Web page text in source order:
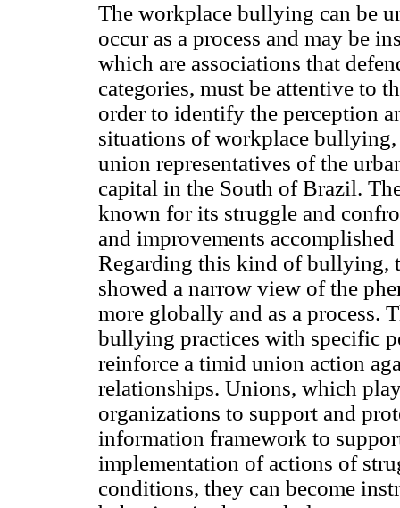
The workplace bullying can be
occur as a process and may be
which are associations that
categories, must be attentive to
order to identify the perception
situations of workplace
union representatives of the
capital in the South of Brazil.
known for its struggle and
and improvements
Regarding this kind of bullying,
showed a narrow view of the
more globally and as a process.
bullying practices with specific
reinforce a timid union action
relationships. Unions, which
organizations to support and
information framework to
implementation of actions of
conditions, they can become